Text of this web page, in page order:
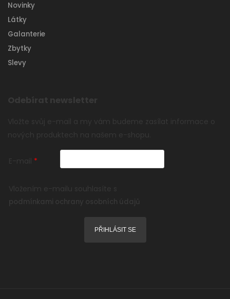
Novinky
Látky
Galanterie
Zbytky
Slevy
Odebírat newsletter
Vložte svůj e-mail a my vám budeme zasílat informace o
nových produktech na našem e-shopu.
E-mail
Vložením e-mailu souhlasíte s
podmínkami ochrany osobních údajů
PŘIHLÁSIT SE